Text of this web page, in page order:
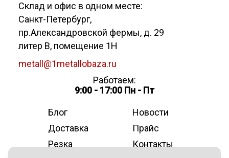
Склад и офис в одном месте:
Санкт-Петербург,
пр.Александровской фермы, д. 29
литер В, помещение 1Н
metall@1metallobaza.ru
Работаем:
9:00 - 17:00 Пн - Пт
Блог
Новости
Доставка
Прайс
Резка
Контакты